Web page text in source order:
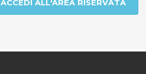
ACCEDI ALL'AREA RISERVATA